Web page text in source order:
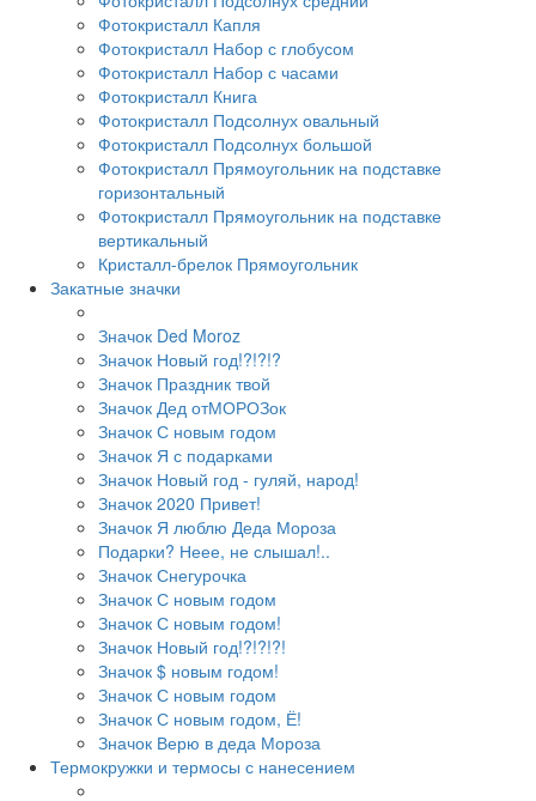
Фотокристалл Капля
Фотокристалл Набор с глобусом
Фотокристалл Набор с часами
Фотокристалл Книга
Фотокристалл Подсолнух овальный
Фотокристалл Подсолнух большой
Фотокристалл Прямоугольник на подставке
горизонтальный
Фотокристалл Прямоугольник на подставке
вертикальный
Кристалл-брелок Прямоугольник
Закатные значки
Значок Ded Moroz
Значок Новый год!?!?!?
Значок Праздник твой
Значок Дед отМОРОЗок
Значок С новым годом
Значок Я с подарками
Значок Новый год - гуляй, народ!
Значок 2020 Привет!
Значок Я люблю Деда Мороза
Подарки? Неее, не слышал!..
Значок Снегурочка
Значок С новым годом
Значок С новым годом!
Значок Новый год!?!?!?!
Значок $ новым годом!
Значок С новым годом
Значок С новым годом, Ё!
Значок Верю в деда Мороза
Термокружки и термосы с нанесением